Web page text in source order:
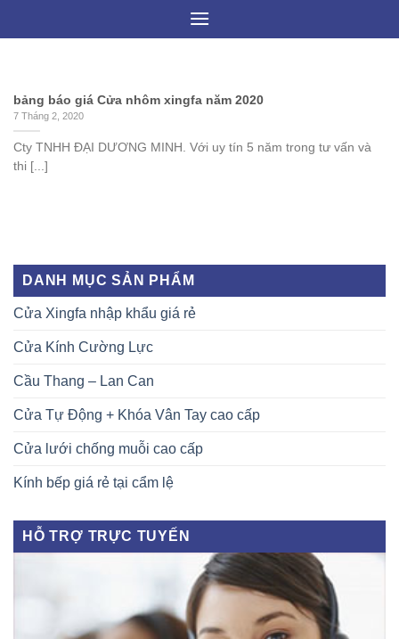
bảng báo giá Cửa nhôm xingfa năm 2020
7 Tháng 2, 2020
Cty TNHH ĐẠI DƯƠNG MINH. Với uy tín 5 năm trong tư vấn và
thi [...]
DANH MỤC SẢN PHẨM
Cửa Xingfa nhập khẩu giá rẻ
Cửa Kính Cường Lực
Cầu Thang – Lan Can
Cửa Tự Động + Khóa Vân Tay cao cấp
Cửa lưới chống muỗi cao cấp
Kính bếp giá rẻ tại cẩm lệ
HỖ TRỢ TRỰC TUYẾN